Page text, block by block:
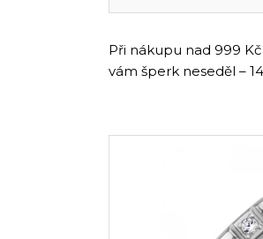
Při nákupu nad 999
vám šperk neseděl –